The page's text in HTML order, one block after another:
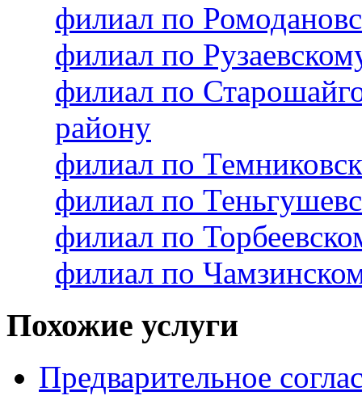
филиал по
филиал по
филиал по
району
филиал по
филиал по
филиал по
филиал по
Похожие услуги
Предварительное